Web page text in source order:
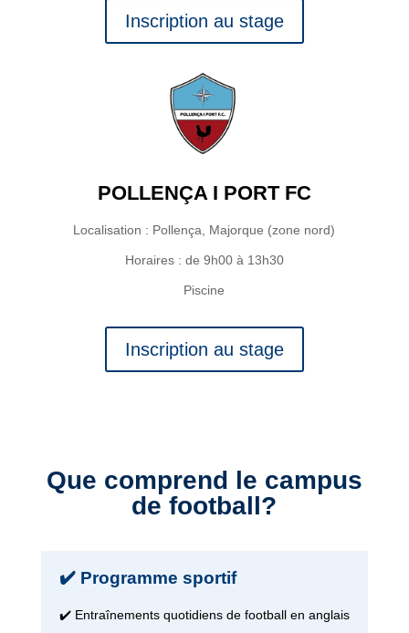
Inscription au stage
POLLENÇA I PORT FC
Localisation : Pollença, Majorque (zone nord)
Horaires : de 9h00 à 13h30
Piscine
Inscription au stage
Que comprend le campus
de football?
✔️ Programme sportif
✔️ Entraînements quotidiens de football en anglais